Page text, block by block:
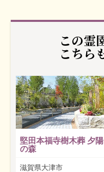
この霊
こちら
堅田本福寺樹木葬 夕陽
の森
滋賀県大津市